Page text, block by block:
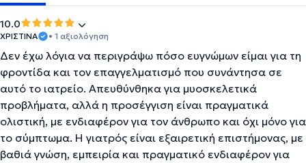
10.0
ΧΡΙΣΤΙΝΑ • 1 αξιολόγηση
Δεν έχω λόγια να περιγράψω πόσο ευγνώμων είμαι για τη
φροντίδα και τον επαγγελματισμό που συνάντησα σε
αυτό το ιατρείο. Απευθύνθηκα για μυοσκελετικά
προβλήματα, αλλά η προσέγγιση είναι πραγματικά
ολιστική, με ενδιαφέρον για τον άνθρωπο και όχι μόνο για
το σύμπτωμα. Η γιατρός είναι εξαιρετική επιστήμονας, με
βαθιά γνώση, εμπειρία και πραγματικό ενδιαφέρον για